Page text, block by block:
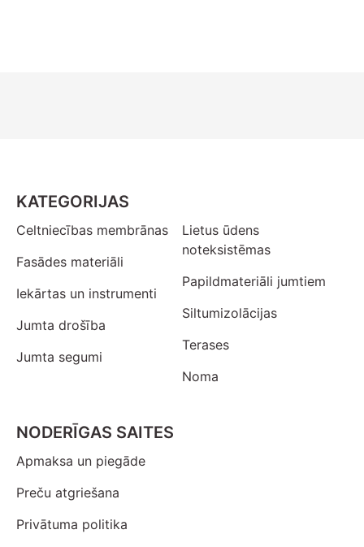
KATEGORIJAS
Celtniecības membrānas
Fasādes materiāli
Iekārtas un instrumenti
Jumta drošība
Jumta segumi
Lietus ūdens
noteksistēmas
Papildmateriāli jumtiem
Siltumizolācijas
Terases
Noma
NODERĪGAS SAITES
Apmaksa un piegāde
Preču atgriešana
Privātuma politika